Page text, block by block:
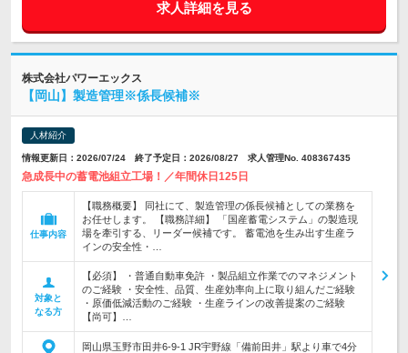
求人詳細を見る
株式会社パワーエックス
【岡山】製造管理※係長候補※
人材紹介
情報更新日：2026/07/24 終了予定日：2026/08/27 求人管理No. 408367435
急成長中の蓄電池組立工場！／年間休日125日
仕事内容
【職務概要】 同社にて、製造管理の係長候補としての業務を
お任せします。 【職務詳細】 「国産蓄電システム」の製造現
場を牽引する、リーダー候補です。 蓄電池を生み出す生産ラ
インの安全性・…
対象と
なる方
【必須】 ・普通自動車免許 ・製品組立作業でのマネジメント
のご経験 ・安全性、品質、生産効率向上に取り組んだご経験
・原価低減活動のご経験 ・生産ラインの改善提案のご経験
【尚可】…
岡山県玉野市田井6-9-1 JR宇野線「備前田井」駅より車で4分